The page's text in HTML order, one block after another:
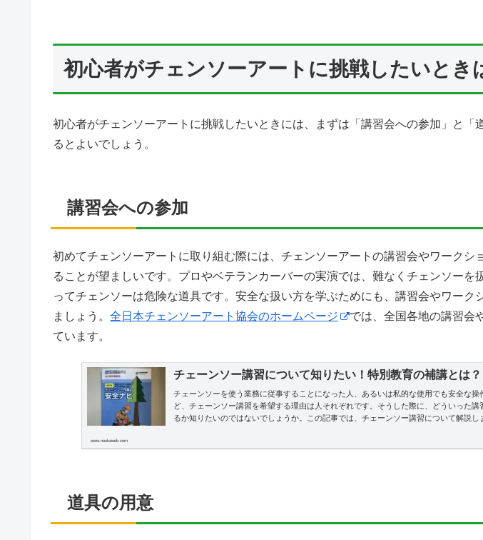
初心者がチェンソーアートに挑戦したいとき
初心者がチェンソーアートに挑戦したいときには、まずは「講習会への参加」と「
るとよいでしょう。
講習会への参加
初めてチェンソーアートに取り組む際には、チェンソーアートの講習会やワークシ
ることが望ましいです。プロやベテランカーバーの実演では、難なくチェンソーを
ってチェンソーは危険な道具です。安全な扱い方を学ぶためにも、講習会やワーク
ましょう。 全日本チェンソーアート協会のホームページ
では、全国各地の講習会
ています。
チェーンソー講習について知りたい！特別教育の補講とは？
チェーンソーを使う業務に従事することになった人、あるいは私的な使用でも安全な操
ど、チェーンソー講習を希望する理由は人それぞれです。そうした際に、どういった講
るか知りたいのではないでしょうか。この記事では、チェーンソー講習について解説し
www.noukaweb.com
道具の用意